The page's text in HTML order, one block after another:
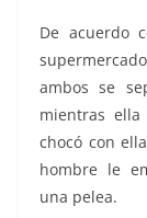
De acuerdo
ambos se
mientras
chocó con
hombre le
una pelea.